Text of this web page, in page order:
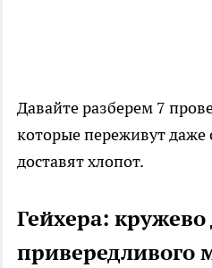
Давайте разберем 7
которые переживут даже
доставят хлопот.
Гейхера: кружево
привередливого